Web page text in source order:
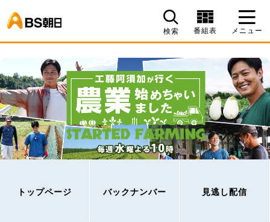
検索 番組表 メニュー
トップページ バックナンバー 見逃し配信